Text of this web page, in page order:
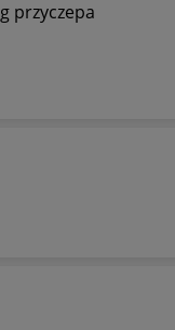
przyczepa